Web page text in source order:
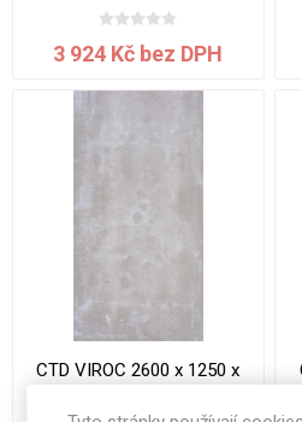
3 924 Kč bez DPH
CTD VIROC 2600 x 1250 x
16 mm